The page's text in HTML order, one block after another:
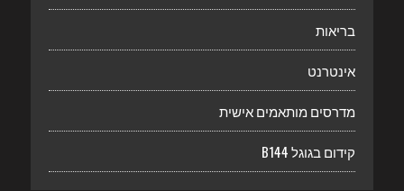
בריאות
אינטרנט
מדרסים מותאמים אישית
קידום בגוגל B144